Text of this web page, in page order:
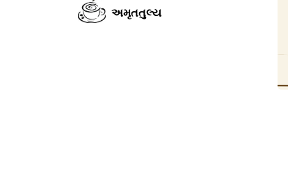
અમૃતતુલ્ય